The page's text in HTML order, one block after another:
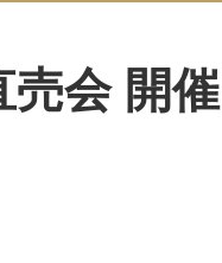
売会 開催